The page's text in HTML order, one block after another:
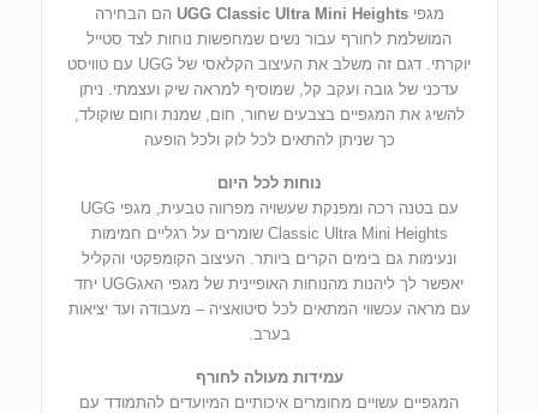
מגפיUGG Classic Ultra Mini Heights הם הבחירה
המושלמת לחורף עבור נשים שמחפשות נוחות לצד סטייל
יוקרתי. דגם זה משלב את העיצוב הקלאסי של UGG עם טוויסט
עדכני של גובה ועקב קל, שמוסיף למראה שיק ועצמתי. ניתן
להשיג את המגפיים בצבעים שחור, חום, שמנת וחום שוקולד,
כך שניתן להתאים לכל לוק ולכל הופעה
נוחות לכל היום
עם בטנה רכה ומפנקת שעשויה מפרווה טבעית, מגפי UGG
Classic Ultra Mini Heights שומרים על רגליים חמימות
ונעימות גם בימים הקרים ביותר. העיצוב הקומפקטי והקליל
יאפשר לך ליהנות מהנוחות האופיינית של מגפי האגUGG יחד
עם מראה עכשווי המתאים לכל סיטואציה – מעבודה ועד יציאות
בערב.
עמידות מעולה לחורף
המגפיים עשויים מחומרים איכותיים המיועדים להתמודד עם